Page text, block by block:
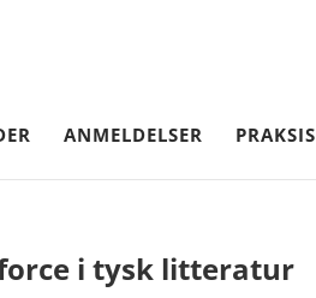
ANMELDELSER PRAKSIS
i tysk litteratur